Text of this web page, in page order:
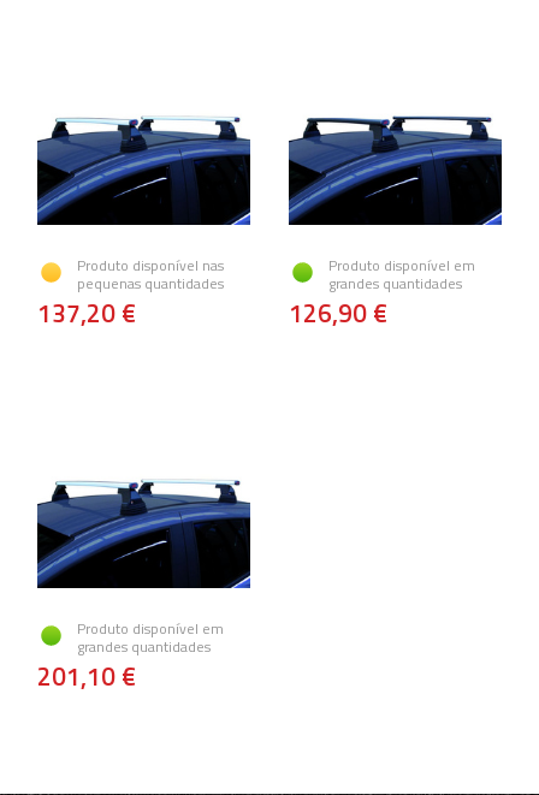
Produto disponível nas
pequenas quantidades
137,20 €
Produto disponível em
grandes quantidades
126,90 €
Produto disponível em
grandes quantidades
201,10 €